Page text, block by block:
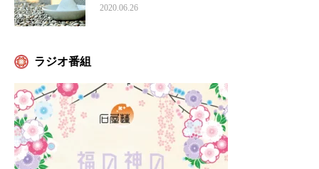
2020.06.26
ラジオ番組